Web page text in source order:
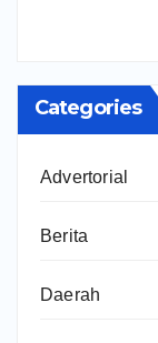
Categories
Advertorial
Berita
Daerah